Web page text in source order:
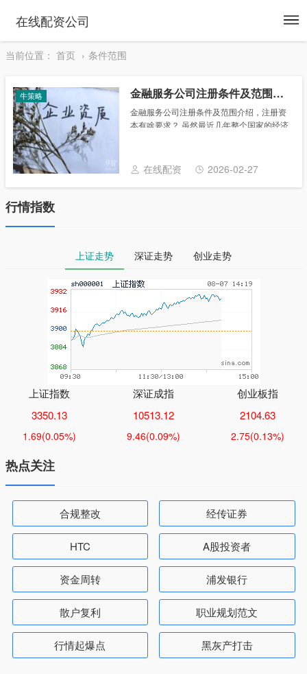
在线配资公司
当前位置： 首页 条件范围
牛策略 金融服务公司注册条件及范围介绍，注册资本有啥要求？
金融服务公司注册条件及范围介绍，注册资
本有啥要求？ 虽然最近几年整个国家的经济
道金融服务条件是什么吗，为了帮助大家更
好的了解......
在线配资 2026-02-27
行情指数
上证走势 深证走势 创业走势
上证指数
3350.13
1.69(0.05%)
深证成指
10513.12
9.46(0.09%)
创业板指
2104.63
2.75(0.13%)
热点关注
合规整改 经传证券
HTC A股投资者
资金周转 浦发银行
散户复利 职业规划范文
行情起爆点 黑灰产打击